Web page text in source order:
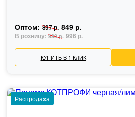
Оптом: 897 р. 849 р.
В розницу: 999 р. 996 р.
КУПИТЬ В 1 КЛИК
Распродажа